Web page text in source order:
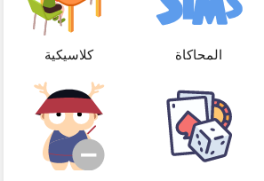
كلاسيكية المحاكاة